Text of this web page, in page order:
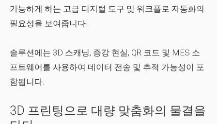
가능하게 하는 고급 디지털 도구 및 워크플로 자동화의
필요성을 보여줍니다.
솔루션에는 3D 스캐닝, 증강 현실, QR 코드 및 MES 소
프트웨어를 사용하여 데이터 전송 및 추적 가능성이 포
함됩니다.
3D 프린팅으로 대량 맞춤화의 물결을